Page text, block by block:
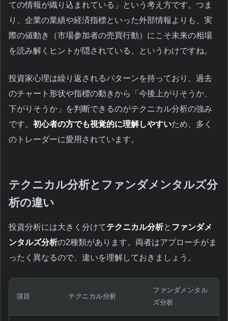
ての情報が織り込まれている」という考え方です。つま
り、企業の業績や経済指標といった外部情報よりも、実
際の値動き（市場参加者の売買行動）にこそ未来の相場
を読み解くヒントが隠されている、というわけですね。
投資家心理は繰り返されるパターンを持っており、過去
のチャート形状や指標の動きから「今後上がりそうか、
下がりそうか」を判断できるのがテクニカル分析の強み
です。 初心者の方でも視覚的に理解しやすいため、多く
のトレーダーに愛用されています。
テクニカル分析とファンダメンタルズ分
析の違い
投資分析には大きく分けてテクニカル分析と ファンダメ
ンタルズ分析の2種類があります。両者はアプローチがま
ったく異なるので、違いを理解しておきましょう。
項目 テクニカル分析
ファンダメンタル
ズ分析